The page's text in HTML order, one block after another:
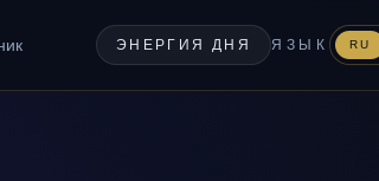
ЭНЕРГИЯ ДНЯ ЯЗЫК RU